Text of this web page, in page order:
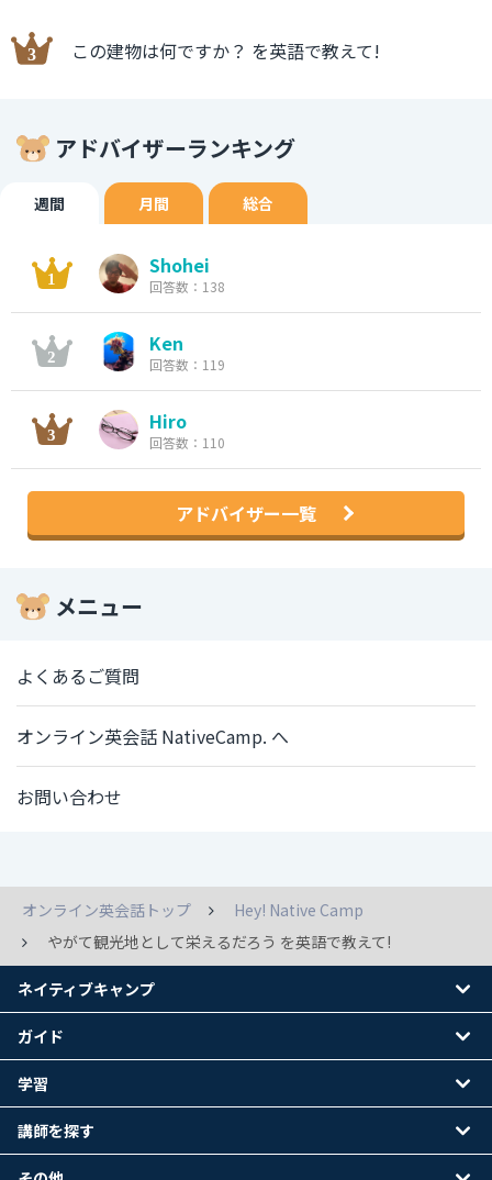
この建物は何ですか？ を英語で教えて!
アドバイザーランキング
週間 月間 総合
Shohei
回答数：138
Ken
回答数：119
Hiro
回答数：110
アドバイザー一覧
メニュー
よくあるご質問
オンライン英会話 NativeCamp. へ
お問い合わせ
オンライン英会話トップ
Hey! Native Camp
やがて観光地として栄えるだろう を英語で教えて!
ネイティブキャンプ
ガイド
学習
講師を探す